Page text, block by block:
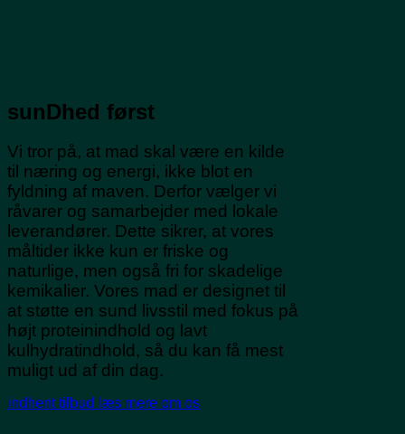
sunDhed først
Vi tror på, at mad skal være en kilde
til næring og energi, ikke blot en
fyldning af maven. Derfor vælger vi
råvarer og samarbejder med lokale
leverandører. Dette sikrer, at vores
måltider ikke kun er friske og
naturlige, men også fri for skadelige
kemikalier. Vores mad er designet til
at støtte en sund livsstil med fokus på
højt proteinindhold og lavt
kulhydratindhold, så du kan få mest
muligt ud af din dag.
indhent tilbud læs mere om os